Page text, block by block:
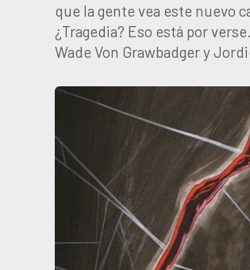
que la gente vea este nuevo
¿Tragedia? Eso está por
Wade Von Grawbadger y